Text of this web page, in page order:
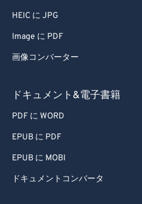
HEIC に JPG
Image に PDF
画像コンバーター
ドキュメント&電子書籍
PDF に WORD
EPUB に PDF
EPUB に MOBI
ドキュメントコンバータ